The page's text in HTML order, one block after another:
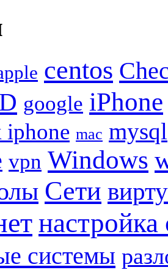
centos
google iPhone
iphone mac mysql
vpn Windows
Сети
системы